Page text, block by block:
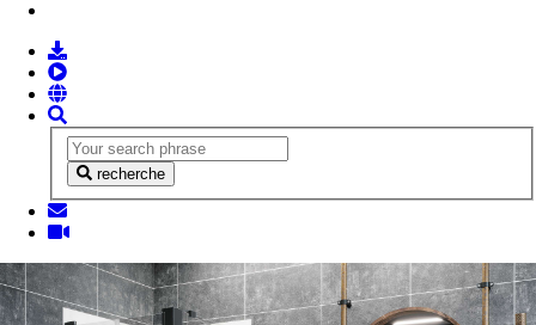
recherche